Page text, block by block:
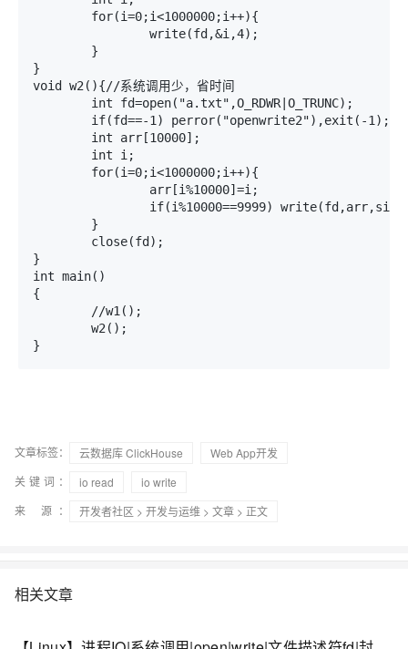
}
void w2(){//系统调用少，省时间
}
int main()
{
文章标签： 云数据库 ClickHouse
Web App开发
关键词：
io read
io write
来 源：
开发者社区 > 开发与运维 > 文章 > 正文
相关文章